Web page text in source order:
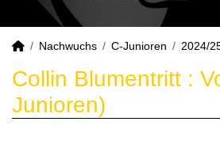
Nachwuchs C-Junioren 2024/
Collin Blumentritt :
Junioren)